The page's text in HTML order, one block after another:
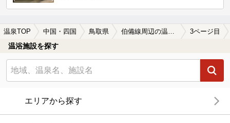
温泉TOP 中国・四国 鳥取県 伯備線周辺の温泉、日帰り温泉、スーパー銭湯を探す 3ページ目
温浴施設を探す
エリアから探す